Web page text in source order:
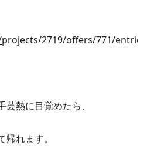
projects/2719/offers/771/
熱に目覚めたら、
れます。